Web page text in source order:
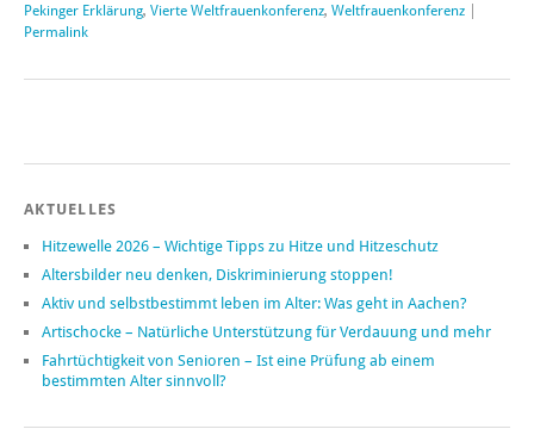
Pekinger Erklärung, Vierte Weltfrauenkonferenz, Weltfrauenkonferenz
Permalink
AKTUELLES
Hitzewelle 2026 – Wichtige Tipps zu Hitze und Hitzeschutz
Altersbilder neu denken, Diskriminierung stoppen!
Aktiv und selbstbestimmt leben im Alter: Was geht in Aachen?
Artischocke – Natürliche Unterstützung für Verdauung und mehr
Fahrtüchtigkeit von Senioren – Ist eine Prüfung ab einem
bestimmten Alter sinnvoll?